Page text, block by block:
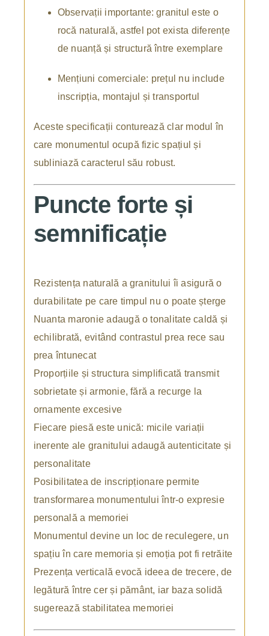
Observații importante: granitul este o
rocă naturală, astfel pot exista diferențe
de nuanță și structură între exemplare
Mențiuni comerciale: prețul nu include
inscripția, montajul și transportul
Aceste specificații conturează clar modul în
care monumentul ocupă fizic spațiul și
subliniază caracterul său robust.
Puncte forte și
semnificație
Rezistența naturală a granitului îi asigură o
durabilitate pe care timpul nu o poate șterge
Nuanta maronie adaugă o tonalitate caldă și
echilibrată, evitând contrastul prea rece sau
prea întunecat
Proporțiile și structura simplificată transmit
sobrietate și armonie, fără a recurge la
ornamente excesive
Fiecare piesă este unică: micile variații
inerente ale granitului adaugă autenticitate și
personalitate
Posibilitatea de inscripționare permite
transformarea monumentului într-o expresie
personală a memoriei
Monumentul devine un loc de reculegere, un
spațiu în care memoria și emoția pot fi retrăite
Prezența verticală evocă ideea de trecere, de
legătură între cer și pământ, iar baza solidă
sugerează stabilitatea memoriei